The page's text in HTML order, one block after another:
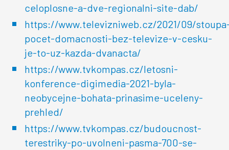
celoplosne-a-dve-regionalni-site-dab/
https://www.televizniweb.cz/2021/09/
pocet-domacnosti-bez-televize-v-cesku-
je-to-uz-kazda-dvanacta/
https://www.tvkompas.cz/letosni-
konference-digimedia-2021-byla-
neobycejne-bohata-prinasime-uceleny-
prehled/
https://www.tvkompas.cz/budoucnost-
terestriky-po-uvolneni-pasma-700-se-